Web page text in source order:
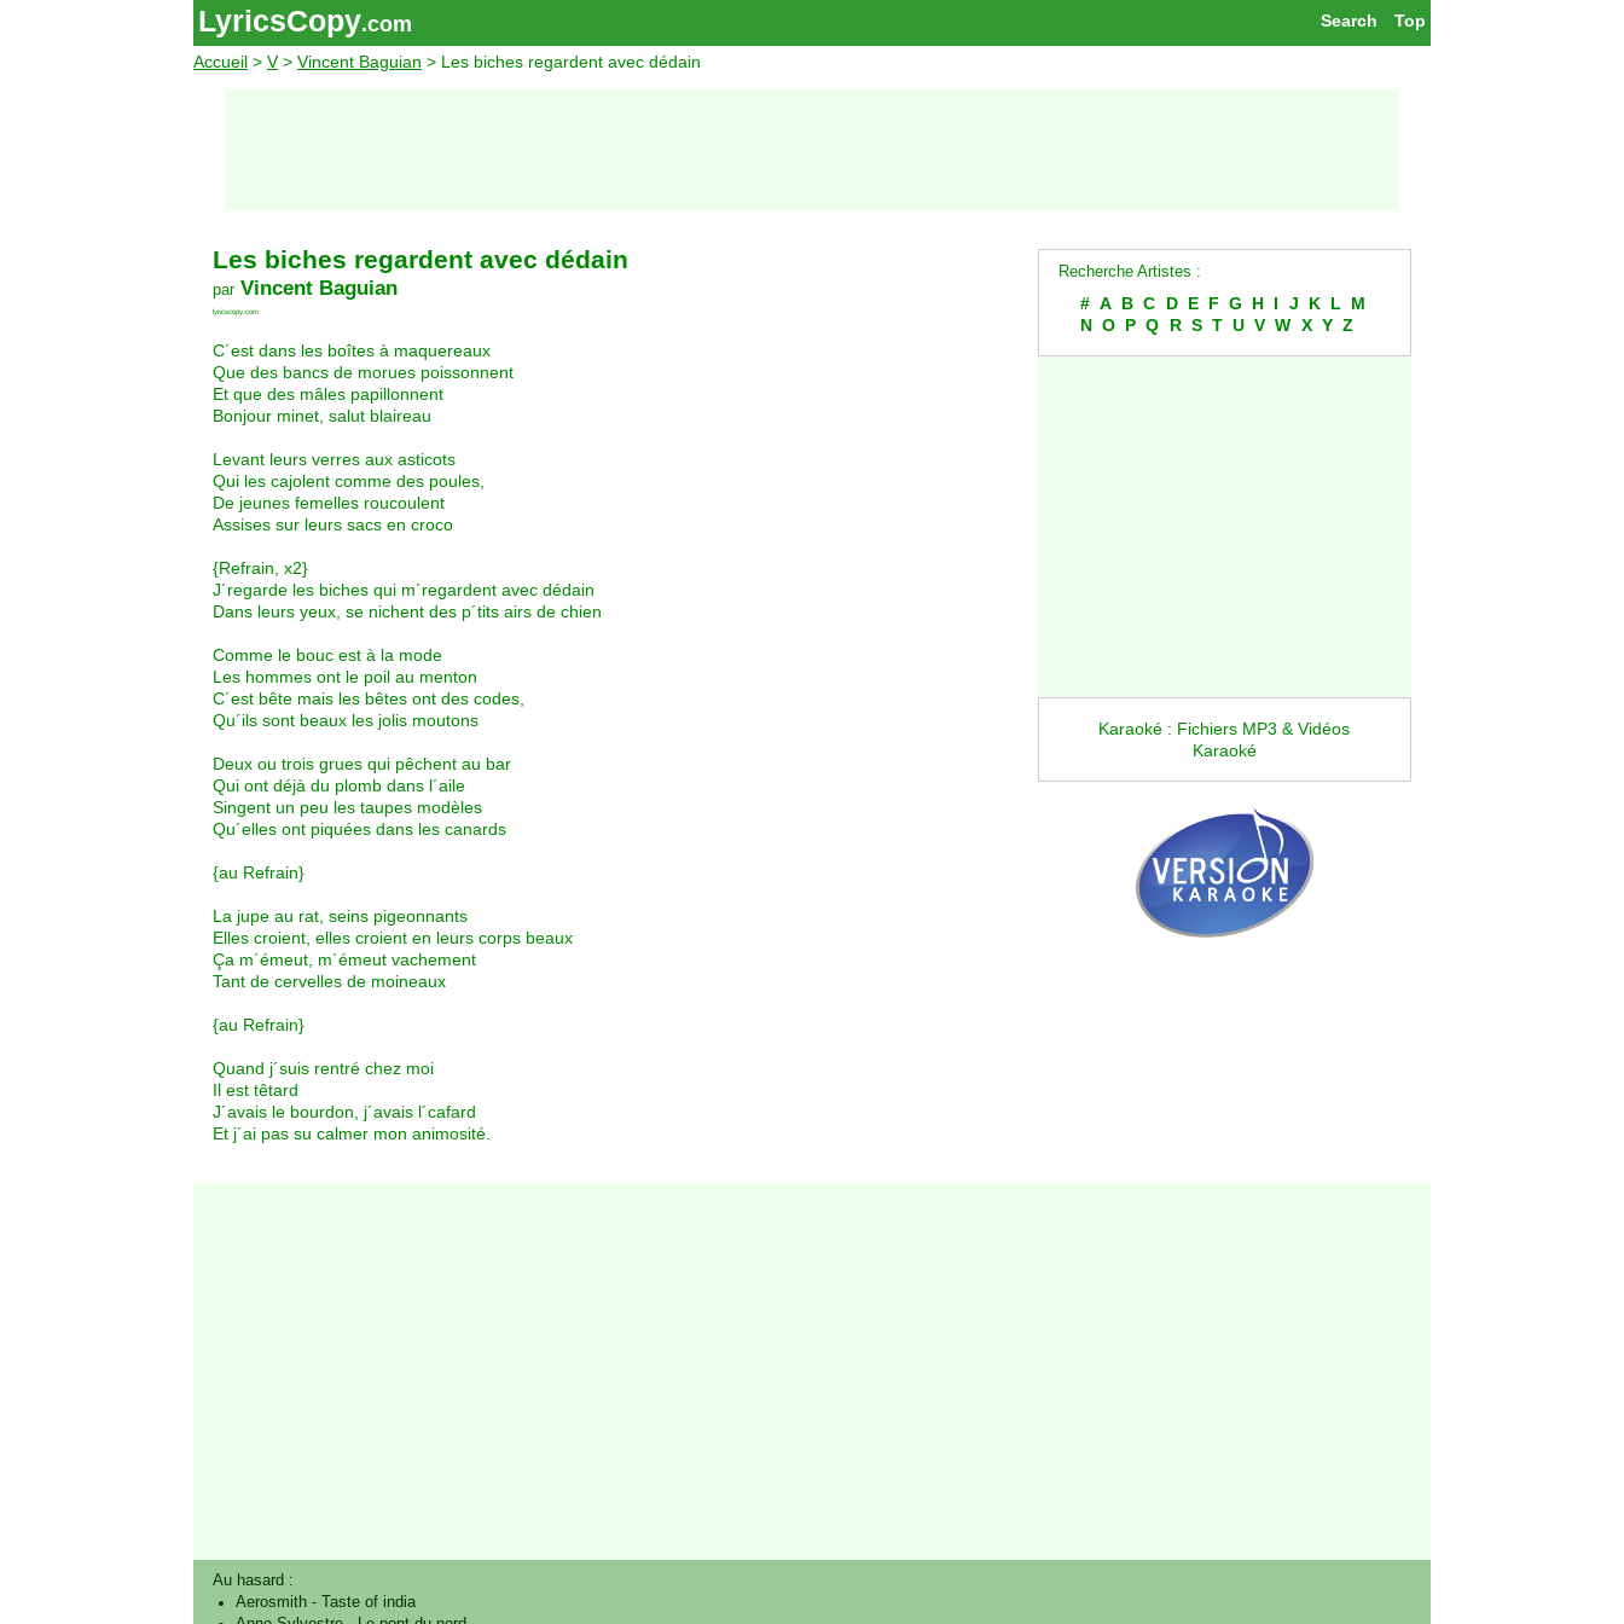
Top
Search
LyricsCopy.com
Accueil > V> Vincent Baguian > Les biches regardent avec dédain
Les biches regardent avec dédain
par Vincent Baguian
lyricscopy.com
C´est dans les boîtes à maquereaux
Que des bancs de morues poissonnent
Et que des mâles papillonnent
Bonjour minet, salut blaireau
Levant leurs verres aux asticots
Qui les cajolent comme des poules,
De jeunes femelles roucoulent
Assises sur leurs sacs en croco
{Refrain, x2}
J´regarde les biches qui m´regardent avec dédain
Dans leurs yeux, se nichent des p´tits airs de chien
Comme le bouc est à la mode
Les hommes ont le poil au menton
C´est bête mais les bêtes ont des codes,
Qu´ils sont beaux les jolis moutons
Deux ou trois grues qui pêchent au bar
Qui ont déjà du plomb dans l´aile
Singent un peu les taupes modèles
Qu´elles ont piquées dans les canards
{au Refrain}
La jupe au rat, seins pigeonnants
Elles croient, elles croient en leurs corps beaux
Ça m´émeut, m´émeut vachement
Tant de cervelles de moineaux
{au Refrain}
Quand j´suis rentré chez moi
Il est têtard
J´avais le bourdon, j´avais l´cafard
Et j´ai pas su calmer mon animosité.
Recherche Artistes :
# A B C D E F G H I J K L
M
N O P Q R S T U V W X Y Z
Karaoké : Fichiers MP3 & Vidéos
Karaoké
Au hasard :
Aerosmith-
Taste of india